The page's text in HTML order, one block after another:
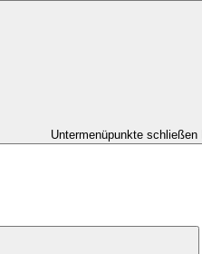
Untermenüpunkte schließen